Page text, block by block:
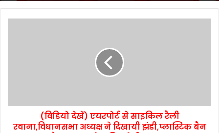
(विडियो देखें) एयरपोर्ट से साइकिल रैली
रवाना,विधानसभा अध्यक्ष ने दिखायी झंडी,प्लास्टिक बैन